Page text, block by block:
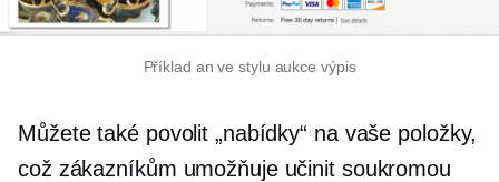
Příklad anve stylu aukce výpis
Můžete také povolit „nabídky“ na vaše položky,
což zákazníkům umožňuje učinit soukromou